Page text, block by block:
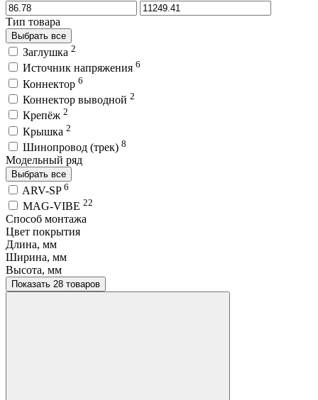
Тип товара
Выбрать все
Заглушка 2
Источник напряжения 6
Коннектор 6
Коннектор выводной 2
Крепёж 2
Крышка 2
Шинопровод (трек) 8
Модельный ряд
Выбрать все
ARV-SP 6
MAG-VIBE 22
Способ монтажа
Цвет покрытия
Длина, мм
Ширина, мм
Высота, мм
Показать 28 товаров